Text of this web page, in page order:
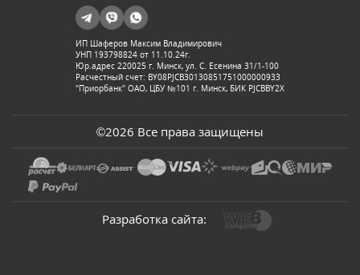
ИП Шаферов Максим Владимирович
УНП 193798824 от 11.10.24г.
Юр.адрес 220025 г. Минск, ул. С. Есенина 31/1-100
Расчестный счет: BY08PJCB30130851751000000933
"Приорбанк" ОАО, ЦБУ №101 г. Минск, БИК PJCBBY2X
©2026 Все права защищены
Разработка сайта: